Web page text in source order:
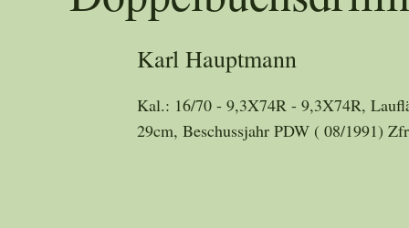
Karl Hauptmann
Kal.: 16/70 - 9,3X74R - 9,3X74R,
29cm, Beschussjahr PDW ( 08/1991)